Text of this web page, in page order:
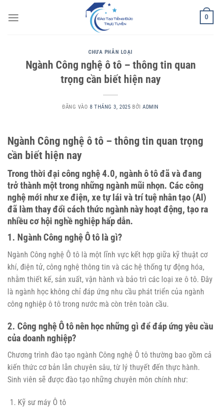
qua
0
CHƯA PHÂN LOẠI
Ngành Công nghệ ô tô – thông tin quan
trọng cần biết hiện nay
ĐĂNG VÀO 8 THÁNG 3, 2025 BỞIADMIN
Ngành Công nghệ ô tô – thông tin quan trọng
cần biết hiện nay
Trong thời đại công nghệ 4.0, ngành ô tô đã và đang
trở thành một trong những ngành mũi nhọn. Các công
nghệ mới như xe điện, xe tự lái và trí tuệ nhân tạo (AI)
đã làm thay đổi cách thức ngành này hoạt động, tạo ra
nhiều cơ hội nghề nghiệp hấp dẫn.
1. Ngành Công nghệ Ô tô là gì?
Ngành Công nghệ Ô tô là một lĩnh vực kết hợp giữa kỹ thuật cơ
khí, điện tử, công nghệ thông tin và các hệ thống tự động hóa,
nhằm thiết kế, sản xuất, vận hành và bảo trì các loại xe ô tô. Đây
là ngành học không chỉ đáp ứng nhu cầu phát triển của ngành
công nghiệp ô tô trong nước mà còn trên toàn cầu.
2. Công nghệ Ô tô nên học những gì để đáp ứng yêu cầu
của doanh nghiệp?
Chương trình đào tạo ngành Công nghệ Ô tô thường bao gồm cả
kiến thức cơ bản lẫn chuyên sâu, từ lý thuyết đến thực hành.
Sinh viên sẽ được đào tạo những chuyên môn chính như:
Kỹ sư máy Ô tô